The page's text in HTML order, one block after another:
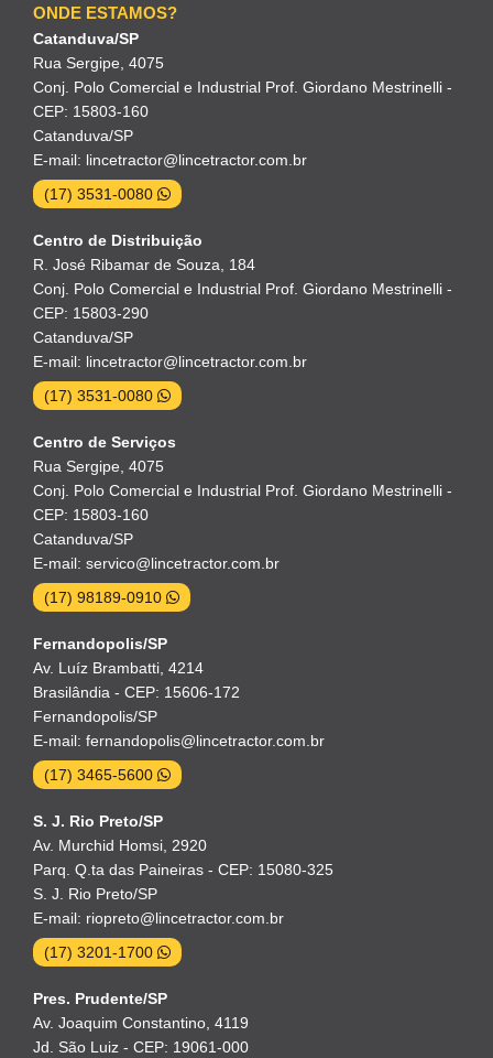
ONDE ESTAMOS?
Catanduva/SP
Rua Sergipe, 4075
Conj. Polo Comercial e Industrial Prof. Giordano Mestrinelli -
CEP: 15803-160
Catanduva/SP
E-mail: lincetractor@lincetractor.com.br
(17) 3531-0080
Centro de Distribuição
R. José Ribamar de Souza, 184
Conj. Polo Comercial e Industrial Prof. Giordano Mestrinelli -
CEP: 15803-290
Catanduva/SP
E-mail: lincetractor@lincetractor.com.br
(17) 3531-0080
Centro de Serviços
Rua Sergipe, 4075
Conj. Polo Comercial e Industrial Prof. Giordano Mestrinelli -
CEP: 15803-160
Catanduva/SP
E-mail: servico@lincetractor.com.br
(17) 98189-0910
Fernandopolis/SP
Av. Luíz Brambatti, 4214
Brasilândia - CEP: 15606-172
Fernandopolis/SP
E-mail: fernandopolis@lincetractor.com.br
(17) 3465-5600
S. J. Rio Preto/SP
Av. Murchid Homsi, 2920
Parq. Q.ta das Paineiras - CEP: 15080-325
S. J. Rio Preto/SP
E-mail: riopreto@lincetractor.com.br
(17) 3201-1700
Pres. Prudente/SP
Av. Joaquim Constantino, 4119
Jd. São Luiz - CEP: 19061-000